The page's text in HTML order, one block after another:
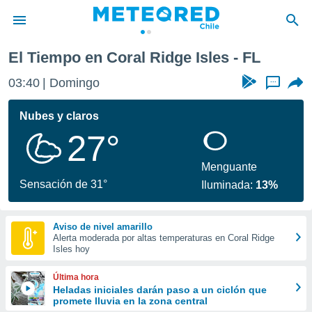
de
por
se
calidad.
a este
las
y
forma
digital
basada
El Tiempo en Coral Ridge Isles - FL
03:40 Domingo ...
Nubes y claros
27°
Sensación de 31°
Menguante
Iluminada: 13%
Aviso de nivel amarillo
Alerta moderada por altas temperaturas en Coral Ridge
Isles hoy
Última hora
Heladas iniciales darán paso a un ciclón que
promete lluvia en la zona central